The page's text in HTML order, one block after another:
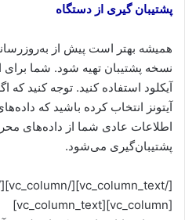
پشتیبان گیری از دستگاه
همیشه بهتر است پیش از
نسخه پشتیبان تهیه شود. شما برای
آیکلود استفاده کنید. توجه کنید
آیتونز انتخاب کرده باشید که
اطلاعات عادی شما از داده‌های
پشتیبان‌گیری می‌شود.
[vc_column][vc_column_text]